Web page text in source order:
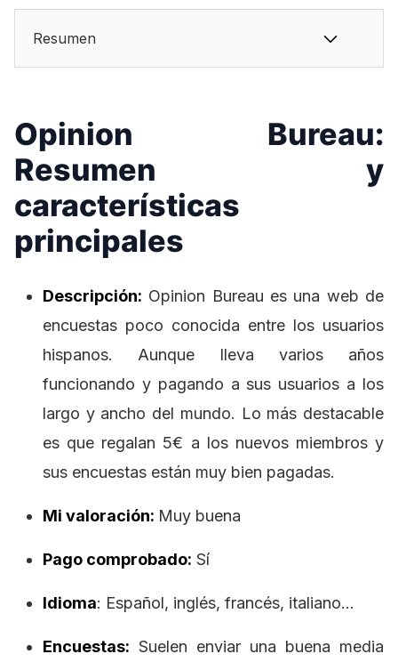
Resumen
Opinion Bureau:
Resumen y
características
principales
Descripción: Opinion Bureau es una web de
encuestas poco conocida entre los usuarios
hispanos. Aunque lleva varios años
funcionando y pagando a sus usuarios a los
largo y ancho del mundo. Lo más destacable
es que regalan 5€ a los nuevos miembros y
sus encuestas están muy bien pagadas.
Mi valoración: Muy buena
Pago comprobado: Sí
Idioma: Español, inglés, francés, italiano…
Encuestas: Suelen enviar una buena media